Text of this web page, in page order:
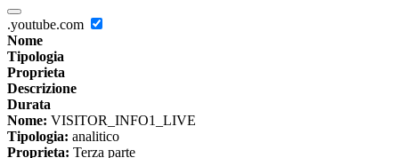
.youtube.com
Nome
Tipologia
Proprieta
Descrizione
Durata
Nome: VISITOR_INFO1_LIVE
Tipologia: analitico
Proprieta: Terza parte